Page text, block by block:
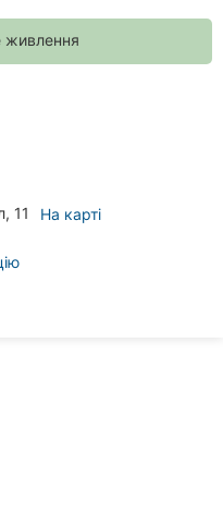
живлення
11 На карті